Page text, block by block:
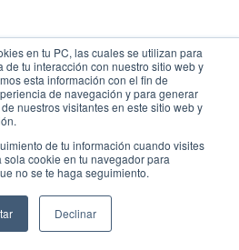
en tu PC, las cuales se utilizan para
tu interacción con nuestro sitio web y
esta información con el fin de
de navegación y para generar
nuestros visitantes en este sitio web y
de tu información cuando visites
cookie en tu navegador para
no se te haga seguimiento.
Declinar